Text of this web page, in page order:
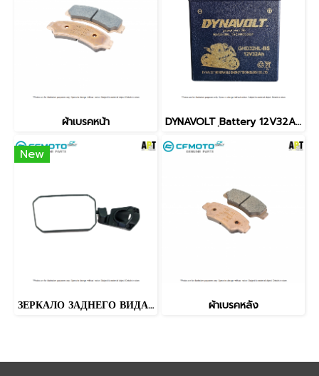
ผ้าเบรคหน้า DYNAVOLT ฺBattery 12V32AH
New
ЗЕРКАЛО ЗАДНЕГО ВИДА В СБОРЕ. Левый ผ้าเบรคหลัง